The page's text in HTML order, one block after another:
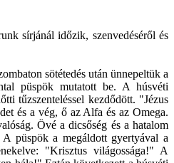
sírjánál időzik, szenvedéséről és
sötétedés után ünnepeltük a
püspök mutatott be. A húsvéti
tűzszenteléssel kezdődött. "Jézus
és a vég, ő az Alfa és az Omega.
Övé a dicsőség és a hatalom
püspök a megáldott gyertyával a
"Krisztus világossága!" A